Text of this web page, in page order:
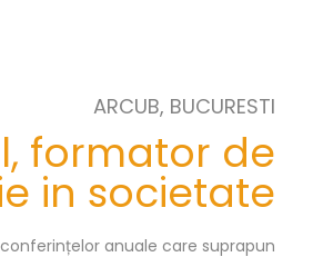
ARCUB, BUCURESTI
formator de
in societate
anuale care suprapun